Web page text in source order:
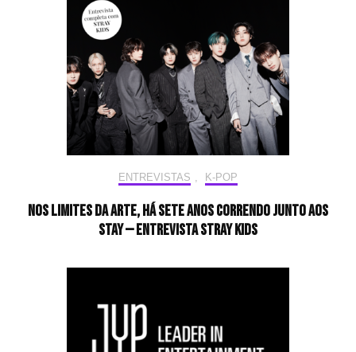
ENTREVISTAS , K-POP
Nos limites da arte, há sete anos correndo junto aos
STAY — Entrevista Stray Kids